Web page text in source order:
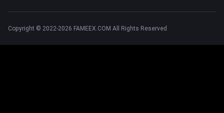
Copyright © 2022-2026 FAMEEX.COM All Rights Reserved